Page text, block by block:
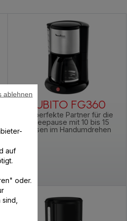
besonders wartungsarm. Wer auf
Kaffeepulver hinzu – das war’s auch
gehalten wird. Andere Modelle verfügen
warm bleibt. Ob Silber, Schwarz
Sie brauchen, um für eine Tasse Kaffee
über den Morgen verteilt getrunken
nicht nur für das Büro geeignet. Auch für
SUBITO FG360
Der perfekte Partner für die
Kaffeepause mit 10 bis 15
Tassen im Handumdrehen
auf
oder.
ablehnen